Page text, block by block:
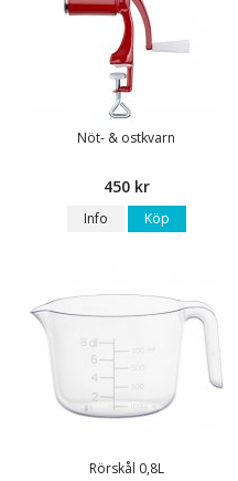
Nöt- & ostkvarn
450 kr
Info Köp
Rörskål 0,8L